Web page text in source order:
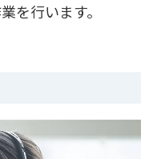
を行います。